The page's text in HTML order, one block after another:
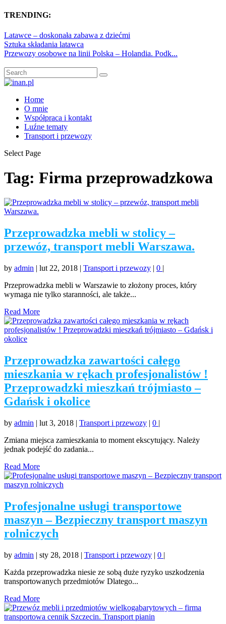
TRENDING:
Latawce – doskonała zabawa z dziećmi
Sztuka składania latawca
Przewozy osobowe na linii Polska – Holandia. Podk...
Home
O mnie
Współpraca i kontakt
Luźne tematy
Transport i przewozy
Select Page
Tag: Firma przeprowadzkowa
Przeprowadzka mebli w stolicy –
przewóz, transport mebli Warszawa.
by admin | lut 22, 2018 | Transport i przewozy | 0 |
Przeprowadzka mebli w Warszawie to złożony proces, który
wymaga nie tylko staranności, ale także...
Read More
Przeprowadzka zawartości całego
mieszkania w rękach profesjonalistów !
Przeprowadzki mieszkań trójmiasto –
Gdańsk i okolice
by admin | lut 3, 2018 | Transport i przewozy | 0 |
Zmiana miejsca zamieszkania to moment ekscytujący. Należy
jednak podejść do zadania...
Read More
Profesjonalne usługi transportowe
maszyn – Bezpieczny transport maszyn
rolniczych
by admin | sty 28, 2018 | Transport i przewozy | 0 |
Każda przeprowadzka niesie ze sobą duże ryzyko uszkodzenia
transportowanych przedmiotów Dlatego...
Read More